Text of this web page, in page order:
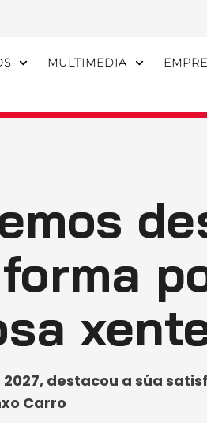
MULTIMEDIA
destacou a súa
Carro